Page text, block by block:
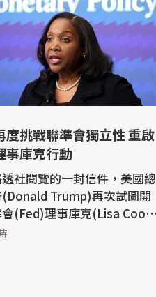
度挑戰聯準會獨立性 重啟
事庫克行動
社閱覽的一封信件，美國總
Trump)再次試圖開
(Fed)理事庫克(Lisa Coo
邦最高法院今年6月的裁定